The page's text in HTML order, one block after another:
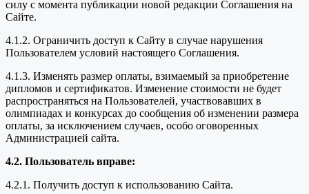
силу с момента публикации новой редакции Соглашения на
Сайте.
4.1.2. Ограничить доступ к Сайту в случае нарушения
Пользователем условий настоящего Соглашения.
4.1.3. Изменять размер оплаты, взимаемый за приобретение
дипломов и сертификатов. Изменение стоимости не будет
распространяться на Пользователей, участвовавших в
олимпиадах и конкурсах до сообщения об изменении размера
оплаты, за исключением случаев, особо оговоренных
Администрацией сайта.
4.2. Пользователь вправе:
4.2.1. Получить доступ к использованию Сайта.